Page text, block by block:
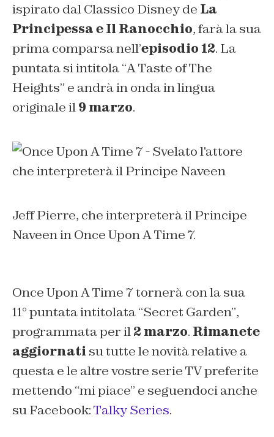
ispirato dal Classico Disney de La
Principessa e Il Ranocchio, farà la sua
prima comparsa nell’episodio 12. La
puntata si intitola “A Taste of The
Heights” e andrà in onda in lingua
originale il9 marzo.
Jeff Pierre, che interpreterà il Principe
Naveen in Once Upon A Time 7.
Once Upon A Time 7 tornerà con la sua
11° puntata intitolata“Secret Garden”,
programmata per il2 marzo. Rimanete
aggiornati su tutte le novità relative a
questa e le altre vostre serie TV preferite
mettendo “mi piace” e seguendoci anche
su Facebook:Talky Series.